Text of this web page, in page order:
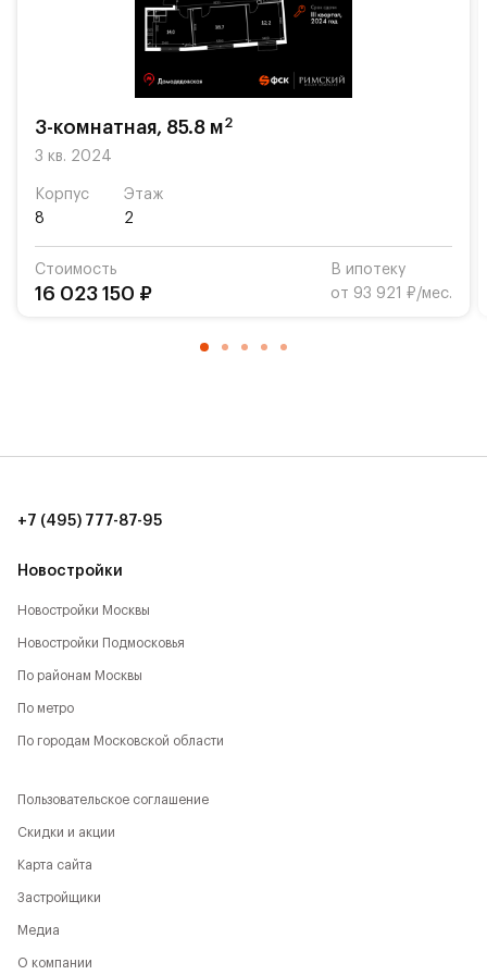
бранчей по выходным или вечерних посиделок с
Указана конечная стоимость.
3-комнатная, 85.8 м2
3 кв. 2024
Корпус
8
Этаж
2
Стоимость
16 023 150 ₽
В ипотеку
от 93 921 ₽/мес.
Новостройки
Новостройки Москвы
Новостройки Подмосковья
По районам Москвы
По метро
По городам Московской области
+7 (495) 777-87-95
Пользовательское соглашение
Скидки и акции
Карта сайта
Застройщики
Медиа
О компании